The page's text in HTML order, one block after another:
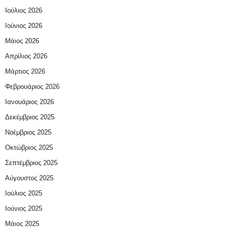
Ιούλιος 2026
Ιούνιος 2026
Μάιος 2026
Απρίλιος 2026
Μάρτιος 2026
Φεβρουάριος 2026
Ιανουάριος 2026
Δεκέμβριος 2025
Νοέμβριος 2025
Οκτώβριος 2025
Σεπτέμβριος 2025
Αύγουστος 2025
Ιούλιος 2025
Ιούνιος 2025
Μάιος 2025